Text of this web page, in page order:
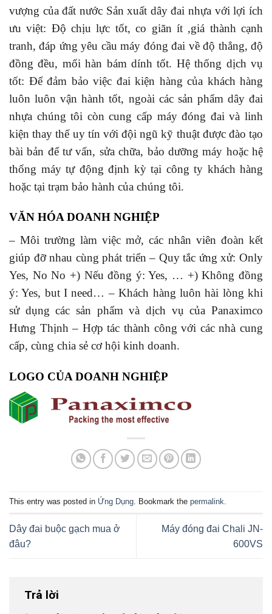
vượng của đất nước Sản xuất dây đai nhựa với lợi ích
ưu việt: Độ chịu lực tốt, co giãn ít ,giá thành cạnh
tranh, đáp ứng yêu cầu máy đóng đai về độ thẳng, độ
đồng đều, mối hàn bám dính tốt. Hệ thống dịch vụ
tốt: Để đảm bảo việc đai kiện hàng của khách hàng
luôn luôn vận hành tốt, ngoài các sản phẩm dây đai
nhựa chúng tôi còn cung cấp máy đóng đai và linh
kiện thay thế uy tín với đội ngũ kỹ thuật được đào tạo
bài bản để tư vấn, sửa chữa, bảo dưỡng máy hoặc hệ
thống máy tự động định kỳ tại công ty khách hàng
hoặc tại trạm bảo hành của chúng tôi.
VĂN HÓA DOANH NGHIỆP
– Môi trường làm việc mở, các nhân viên đoàn kết
giúp đỡ nhau cùng phát triển – Quy tắc ứng xử: Only
Yes, No No +) Nếu đồng ý: Yes, … +) Không đồng
ý: Yes, but I need… – Khách hàng luôn hài lòng khi
sử dụng các sản phẩm và dịch vụ của Panaximco
Hưng Thịnh – Hợp tác thành công với các nhà cung
cấp, cùng chia sẻ cơ hội kinh doanh.
LOGO CỦA DOANH NGHIỆP
This entry was posted in Ứng Dụng. Bookmark the permalink.
Dây đai buộc gạch mua ở
đâu?
Máy đóng đai Chali JN-
600VS
Trả lời